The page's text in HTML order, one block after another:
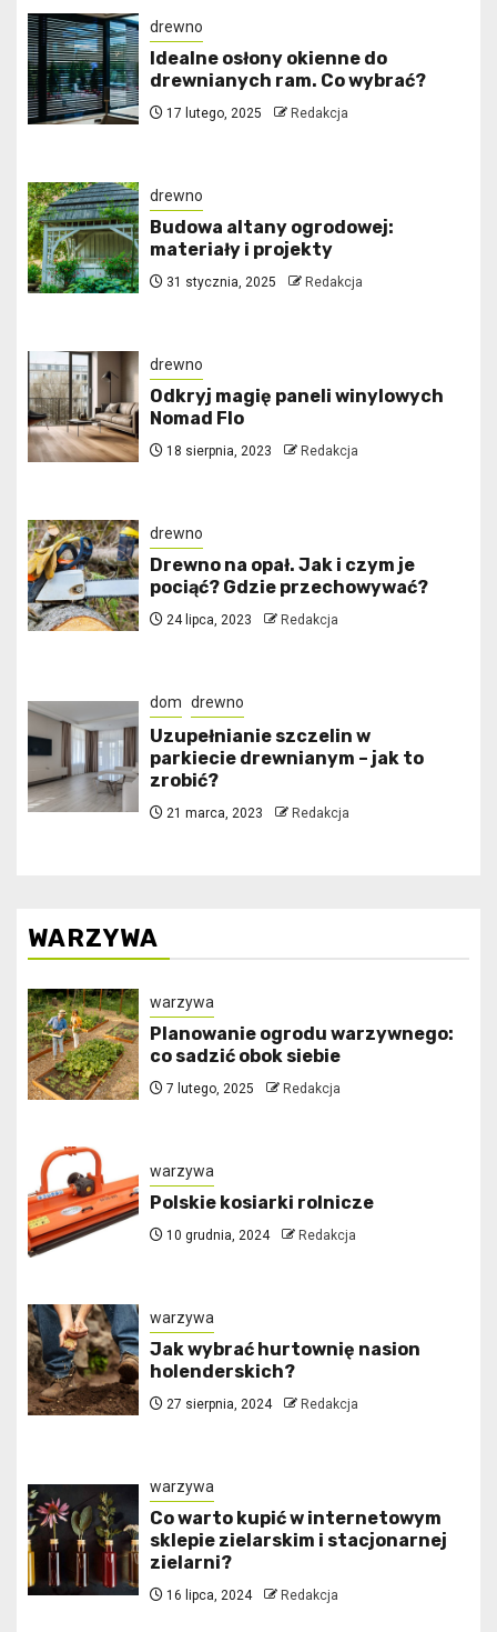
drewno
Idealne osłony okienne do
drewnianych ram. Co wybrać?
17 lutego, 2025 Redakcja
drewno
Budowa altany ogrodowej:
materiały i projekty
31 stycznia, 2025 Redakcja
drewno
Odkryj magię paneli winylowych
Nomad Flo
18 sierpnia, 2023 Redakcja
drewno
Drewno na opał. Jak i czym je
pociąć? Gdzie przechowywać?
24 lipca, 2023 Redakcja
dom drewno
Uzupełnianie szczelin w
parkiecie drewnianym – jak to
zrobić?
21 marca, 2023 Redakcja
WARZYWA
warzywa
Planowanie ogrodu warzywnego:
co sadzić obok siebie
7 lutego, 2025 Redakcja
warzywa
Polskie kosiarki rolnicze
10 grudnia, 2024 Redakcja
warzywa
Jak wybrać hurtownię nasion
holenderskich?
27 sierpnia, 2024 Redakcja
warzywa
Co warto kupić w internetowym
sklepie zielarskim i stacjonarnej
zielarni?
16 lipca, 2024 Redakcja